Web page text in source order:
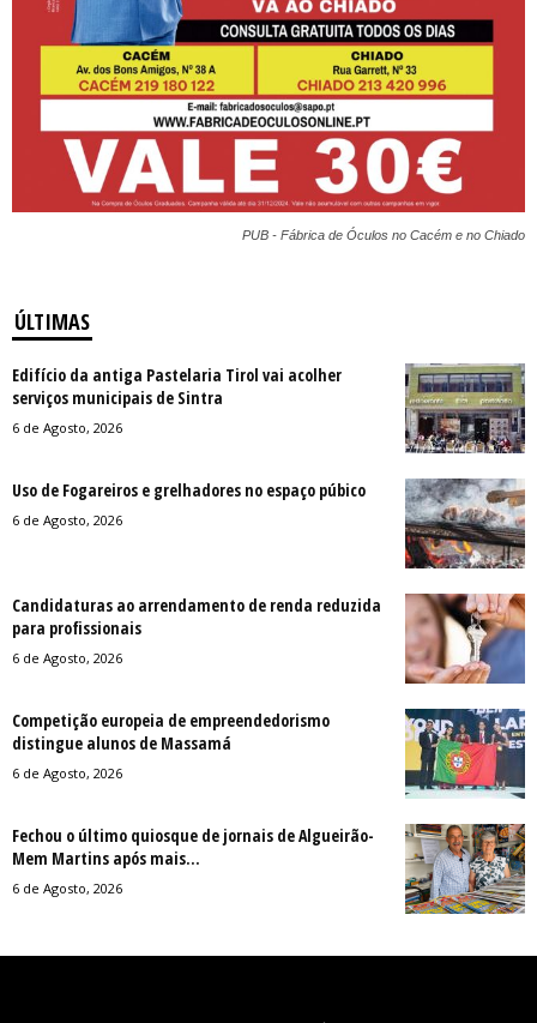
PUB - Fábrica de Óculos no Cacém e no Chiado
ÚLTIMAS
Edifício da antiga Pastelaria Tirol vai acolher
serviços municipais de Sintra
6 de Agosto, 2026
Uso de Fogareiros e grelhadores no espaço púbico
6 de Agosto, 2026
Candidaturas ao arrendamento de renda reduzida
para profissionais
6 de Agosto, 2026
Competição europeia de empreendedorismo
distingue alunos de Massamá
6 de Agosto, 2026
Fechou o último quiosque de jornais de Algueirão-
Mem Martins após mais...
6 de Agosto, 2026